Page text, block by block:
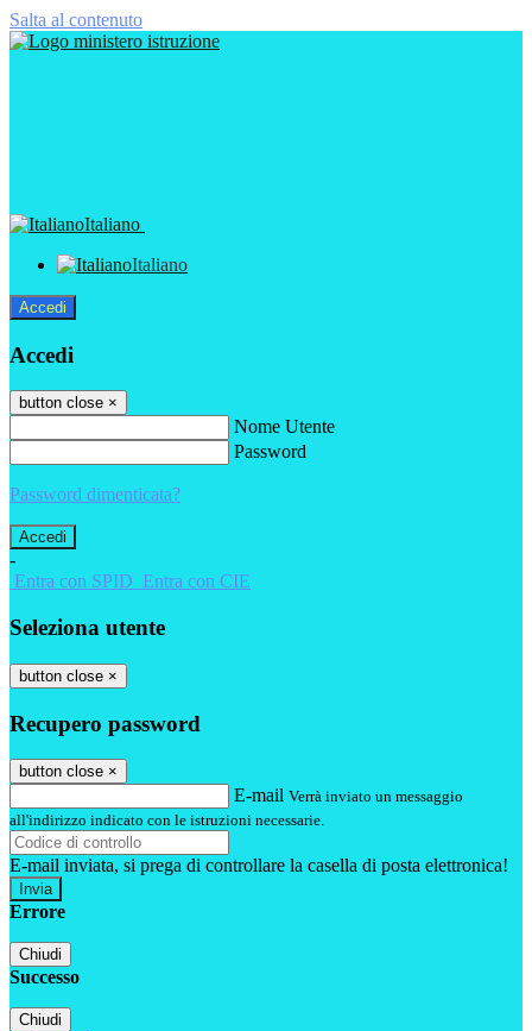
Salta al contenuto
Italiano
Italiano
Accedi
Accedi
button close ×
Nome Utente
Password
Password dimenticata?
-
Entra con SPID Entra con CIE
Seleziona utente
button close ×
Recupero password
button close ×
E-mail Verrà inviato un messaggio
all'indirizzo indicato con le istruzioni necessarie.
E-mail inviata, si prega di controllare la casella di posta elettronica!
Errore
Chiudi
Successo
Chiudi